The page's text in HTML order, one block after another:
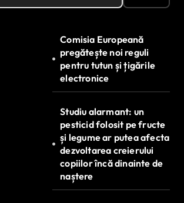
Comisia Europeană
pregătește noi reguli
pentru tutun și țigările
electronice
Studiu alarmant: un
pesticid folosit pe fructe
și legume ar putea afecta
dezvoltarea creierului
copiilor încă dinainte de
naștere